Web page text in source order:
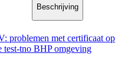
Beschrijving
problemen met certificaat op
test-tno BHP omgeving